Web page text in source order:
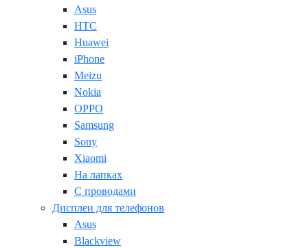
Asus
HTC
Huawei
iPhone
Meizu
Nokia
OPPO
Samsung
Sony
Xiaomi
На лапках
С проводами
Дисплеи для телефонов
Asus
Blackview